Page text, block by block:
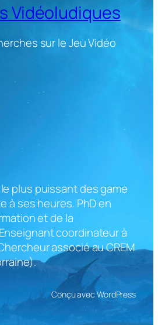
Vidéoludiques
sur le Jeu Vidéo
plus puissant des game
à ses heures. PhD en
et de la
coordinateur à
associé au CREM
Conçu avec WordPress